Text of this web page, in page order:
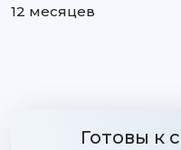
12 месяцев
Готовы к